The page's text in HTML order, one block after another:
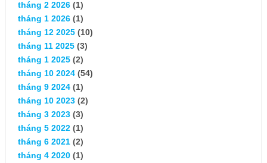
tháng 2 2026(1)
tháng 1 2026(1)
tháng 12 2025(10)
tháng 11 2025(3)
tháng 1 2025(2)
tháng 10 2024(54)
tháng 9 2024(1)
tháng 10 2023(2)
tháng 3 2023(3)
tháng 5 2022(1)
tháng 6 2021(2)
tháng 4 2020(1)